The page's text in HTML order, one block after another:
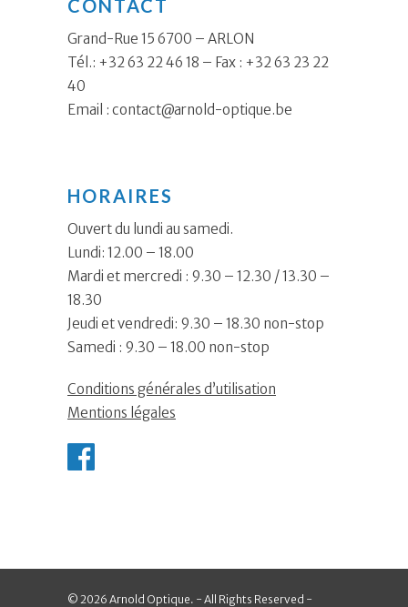
CONTACT
Grand-Rue 15 6700 – ARLON
Tél.: +32 63 22 46 18 – Fax : +32 63 23 22
40
Email : contact@arnold-optique.be
HORAIRES
Ouvert du lundi au samedi.
Lundi: 12.00 – 18.00
Mardi et mercredi : 9.30 – 12.30 / 13.30 –
18.30
Jeudi et vendredi: 9.30 – 18.30 non-stop
Samedi : 9.30 – 18.00 non-stop
Conditions générales d’utilisation
Mentions légales
© 2026 Arnold Optique. - All Rights Reserved -